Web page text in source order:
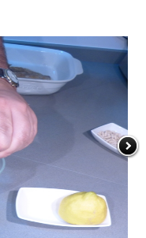
2026 ‘Sotillo,